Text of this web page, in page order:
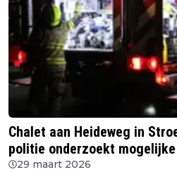
Chalet aan Heideweg in
politie onderzoekt
29 maart 2026